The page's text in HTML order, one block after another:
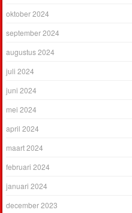
oktober 2024
september 2024
augustus 2024
juli 2024
juni 2024
mei 2024
april 2024
maart 2024
februari 2024
januari 2024
december 2023